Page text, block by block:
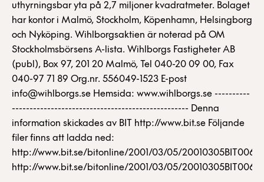
uthyrningsbar yta på 2,7 miljoner kvadratmeter. Bolaget
har kontor i Malmö, Stockholm, Köpenhamn, Helsingborg
och Nyköping. Wihlborgsaktien är noterad på OM
Stockholmsbörsens A-lista. Wihlborgs Fastigheter AB
(publ), Box 97, 201 20 Malmö, Tel 040-20 09 00, Fax
040-97 71 89 Org.nr. 556049-1523 E-post
info@wihlborgs.se Hemsida: www.wihlborgs.se ----------
-------------------------------------------------- Denna
information skickades av BIT http://www.bit.se Följande
filer finns att ladda ned:
http://www.bit.se/bitonline/2001/03/05/
http://www.bit.se/bitonline/2001/03/05/